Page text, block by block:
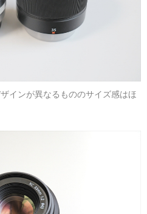
インが異なるもののサイズ感はほ